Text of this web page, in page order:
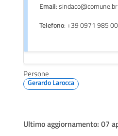
Email:
Telefono: +39 0971 985
Persone
Gerardo Larocca
Ultimo aggiornamento: 07